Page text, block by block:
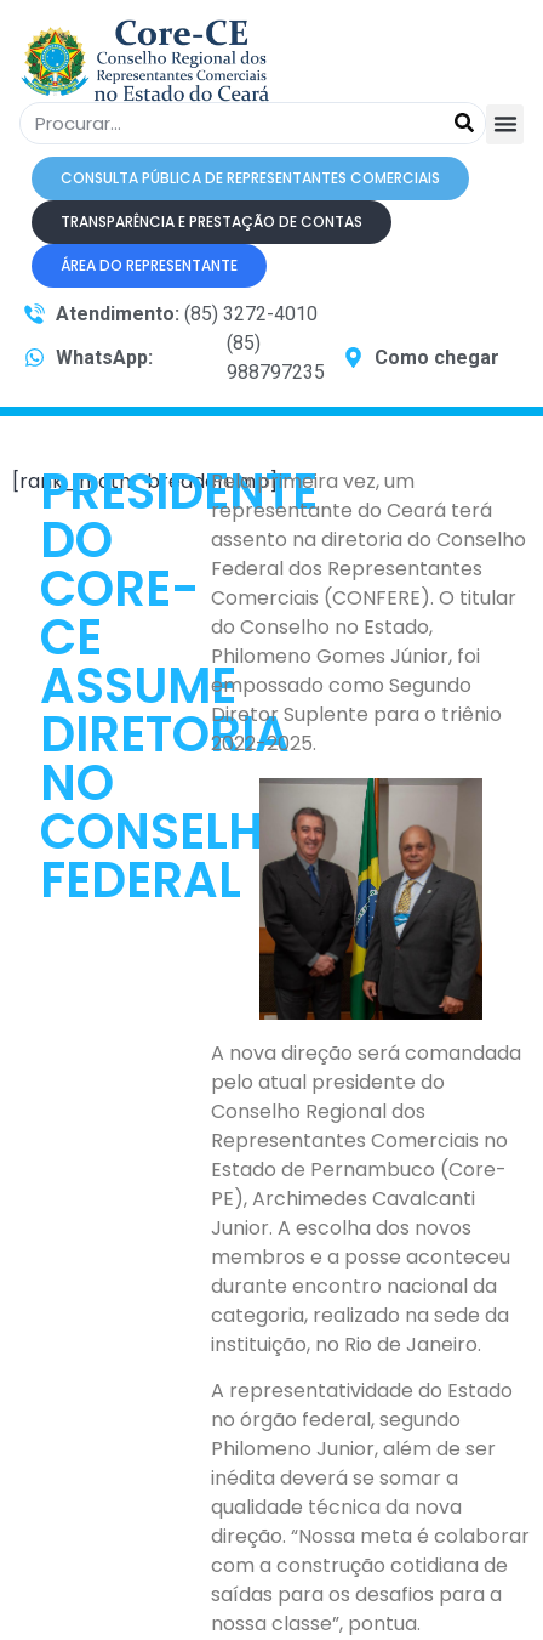
CONSULTA PÚBLICA DE REPRESENTANTES COMERCIAIS
TRANSPARÊNCIA E PRESTAÇÃO DE CONTAS
ÁREA DO REPRESENTANTE
Atendimento: (85) 3272-4010
WhatsApp:
(85)
988797235
Como chegar
[rank_math_breadcrumb]
PRESIDENTE
DO
CORE-
CE
ASSUME
DIRETORIA
NO
CONSELHO
FEDERAL
Pela primeira vez, um
representante do Ceará terá
assento na diretoria do Conselho
Federal dos Representantes
Comerciais (CONFERE). O titular
do Conselho no Estado,
Philomeno Gomes Júnior, foi
empossado como Segundo
Diretor Suplente para o triênio
2022-2025.
A nova direção será comandada
pelo atual presidente do
Conselho Regional dos
Representantes Comerciais no
Estado de Pernambuco (Core-
PE), Archimedes Cavalcanti
Junior. A escolha dos novos
membros e a posse aconteceu
durante encontro nacional da
categoria, realizado na sede da
instituição, no Rio de Janeiro.
A representatividade do Estado
no órgão federal, segundo
Philomeno Junior, além de ser
inédita deverá se somar a
qualidade técnica da nova
direção. “Nossa meta é colaborar
com a construção cotidiana de
saídas para os desafios para a
nossa classe”, pontua.